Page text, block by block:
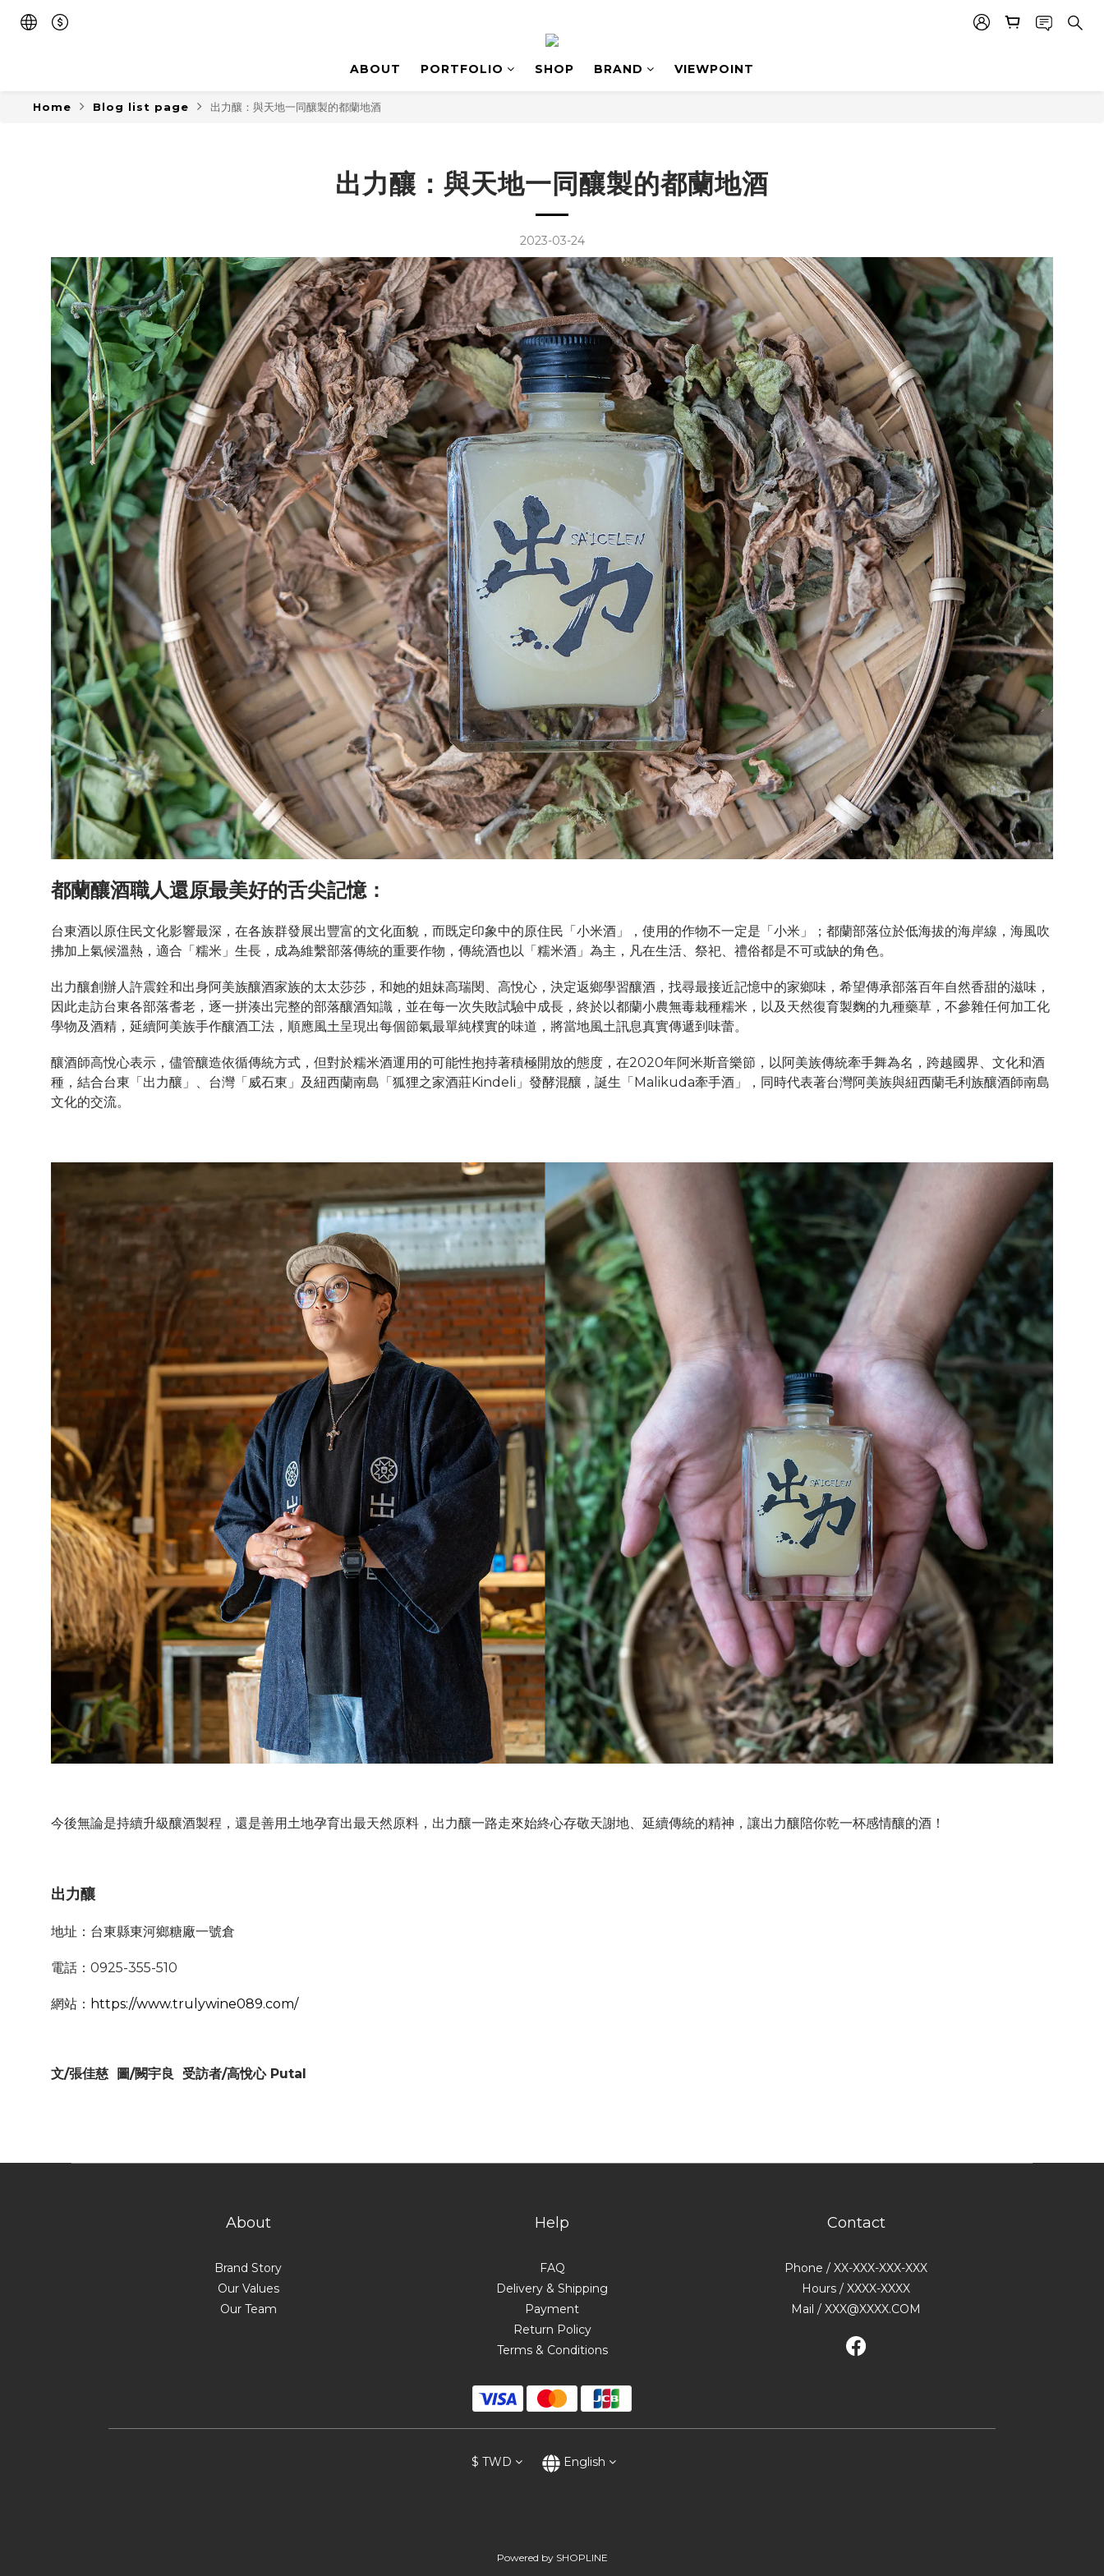
ABOUT PORTFOLIO SHOP BRAND VIEWPOINT
Home Blog list page 出力釀：與天地一同釀製的都蘭地酒
出力釀：與天地一同釀製的都蘭地酒
2023-03-24
都蘭釀酒職人還原最美好的舌尖記憶：
台東酒以原住民文化影響最深，在各族群發展出豐富的文化面貌，而既定印象中的原住民「小米酒」，使用的作物不一定是「小米」；都蘭部落位於低海拔的海岸線，海風吹
拂加上氣候溫熱，適合「糯米」生長，成為維繫部落傳統的重要作物，傳統酒也以「糯米酒」為主，凡在生活、祭祀、禮俗都是不可或缺的角色。
出力釀創辦人許震銓和出身阿美族釀酒家族的太太莎莎，和她的姐妹高瑞閔、高悅心，決定返鄉學習釀酒，找尋最接近記憶中的家鄉味，希望傳承部落百年自然香甜的滋味，
因此走訪台東各部落耆老，逐一拼湊出完整的部落釀酒知識，並在每一次失敗試驗中成長，終於以都蘭小農無毒栽種糯米，以及天然復育製麴的九種藥草，不參雜任何加工化
學物及酒精，延續阿美族手作釀酒工法，順應風土呈現出每個節氣最單純樸實的味道，將當地風土訊息真實傳遞到味蕾。
釀酒師高悅心表示，儘管釀造依循傳統方式，但對於糯米酒運用的可能性抱持著積極開放的態度，在2020年阿米斯音樂節，以阿美族傳統牽手舞為名，跨越國界、文化和酒
種，結合台東「出力釀」、台灣「威石東」及紐西蘭南島「狐狸之家酒莊Kindeli」發酵混釀，誕生「Malikuda牽手酒」，同時代表著台灣阿美族與紐西蘭毛利族釀酒師南島
文化的交流。
今後無論是持續升級釀酒製程，還是善用土地孕育出最天然原料，出力釀一路走來始終心存敬天謝地、延續傳統的精神，讓出力釀陪你乾一杯感情釀的酒！
出力釀
地址：台東縣東河鄉糖廠一號倉
電話：0925-355-510
網站： https://www.trulywine089.com/
文/張佳慈 圖/闕宇良 受訪者/高悅心 Putal
About
Brand Story
Our Values
Our Team
Help
FAQ
Delivery & Shipping
Payment
Return Policy
Terms & Conditions
Contact
Phone / XX-XXX-XXX-XXX
Hours / XXXX-XXXX
Mail / XXX@XXXX.COM
$ TWD English
Powered by SHOPLINE